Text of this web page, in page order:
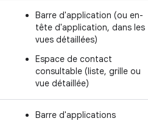
Barre d'application (ou en-
tête d'application, dans les
vues détaillées)
Espace de contact
consultable (liste, grille ou
vue détaillée)
Barre d'applications